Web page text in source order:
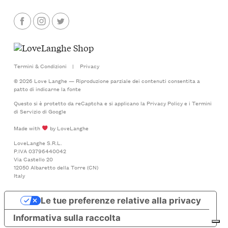
Termini & Condizioni |
Privacy
© 2026 Love Langhe — Riproduzione parziale dei contenuti consentita a
patto di indicarne la fonte
Questo si è protetto da reCaptcha e si applicano la Privacy Policye i Termini
di Serviziodi Google
Made with
by LoveLanghe
LoveLanghe S.R.L.
P.IVA 03796440042
Via Castello 20
12050 Albaretto della Torre (CN)
Italy
Informativa sulla raccolta
Le tue preferenze relative alla privacy